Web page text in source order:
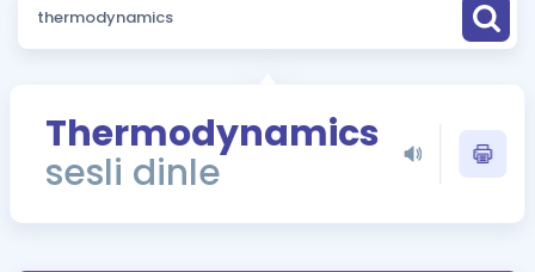
Puan Hesaplama
ÖSYM Sınav Takvimi
Kampanyalar
Thermodynamics
sesli dinle